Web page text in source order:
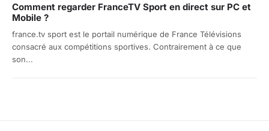
Comment regarder FranceTV Sport en direct sur PC et
Mobile ?
france.tv sport est le portail numérique de France Télévisions
consacré aux compétitions sportives. Contrairement à ce que
son...